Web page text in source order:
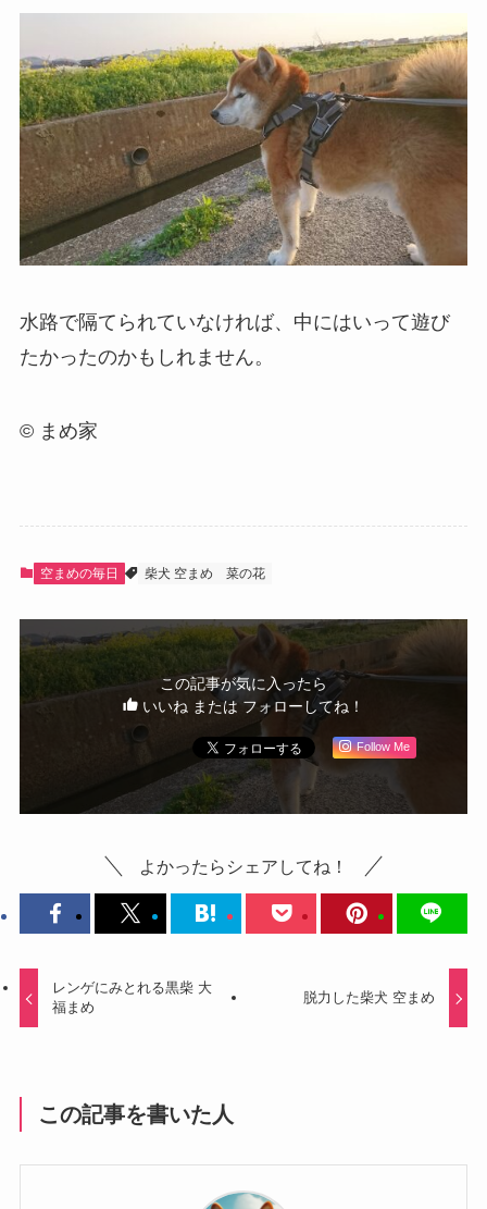
水路で隔てられていなければ、中にはいって遊び
たかったのかもしれません。
© まめ家
空まめの毎日 柴犬 空まめ 菜の花
この記事が気に入ったら
いいね または フォローしてね！
Follow Me
よかったらシェアしてね！
レンゲにみとれる黒柴 大
福まめ
脱力した柴犬 空まめ
この記事を書いた人